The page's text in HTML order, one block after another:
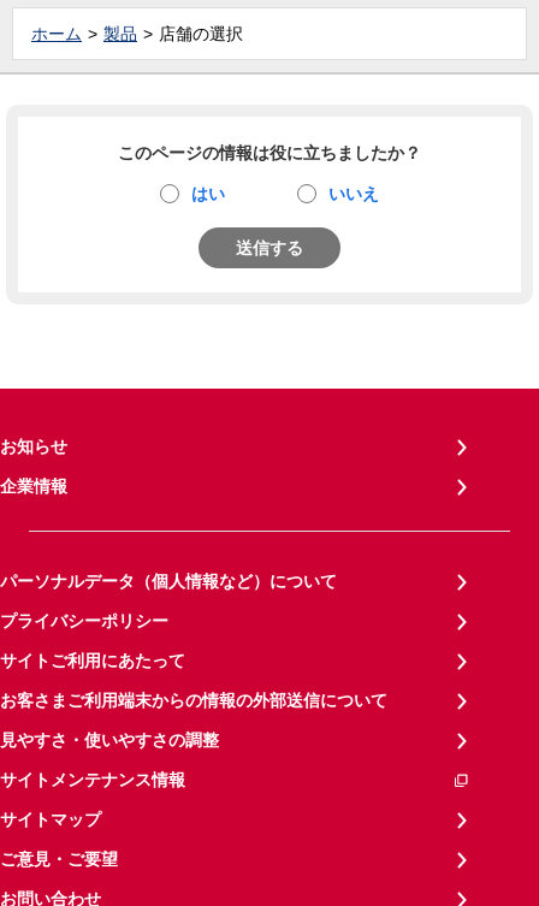
ホーム 製品 店舗の選択
このページの情報は役に立ちましたか？
はい いいえ
送信する
お知らせ
企業情報
パーソナルデータ（個人情報など）について
プライバシーポリシー
サイトご利用にあたって
お客さまご利用端末からの情報の外部送信について
見やすさ・使いやすさの調整
サイトメンテナンス情報
サイトマップ
ご意見・ご要望
お問い合わせ